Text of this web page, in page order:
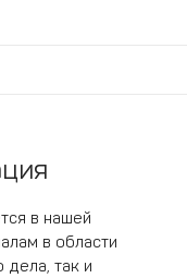
в нашей
в области
дела, так и